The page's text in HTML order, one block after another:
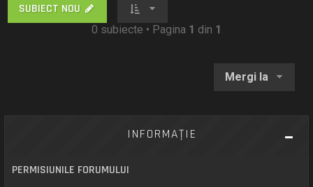
SUBIECT NOU
0 subiecte • Pagina 1 din 1
Mergi la
INFORMAŢIE
PERMISIUNILE FORUMULUI